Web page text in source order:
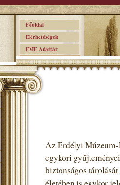
Főoldal
Elérhetőségek
EME Adattár
Az Erdélyi Múzeum-
egykori
biztonságos